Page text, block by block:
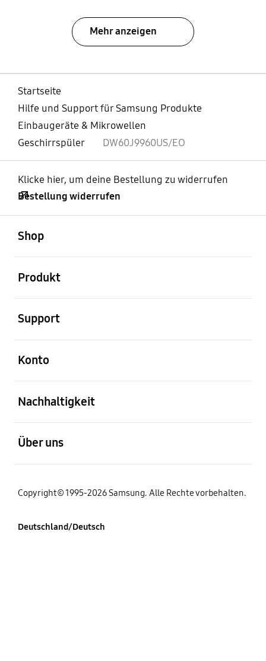
Mehr anzeigen
Startseite
Hilfe und Support für Samsung Produkte
Einbaugeräte & Mikrowellen
Geschirrspüler
DW60J9960US/EO
Klicke hier, um deine Bestellung zu widerrufen
Bestellung widerrufen
Shop
Produkt
Support
Konto
Nachhaltigkeit
Über uns
Copyright© 1995-2026 Samsung. Alle Rechte vorbehalten.
Deutschland/Deutsch